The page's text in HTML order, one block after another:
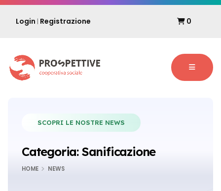
Login | Registrazione 0
SCOPRI LE NOSTRE NEWS
Categoria: Sanificazione
HOME NEWS